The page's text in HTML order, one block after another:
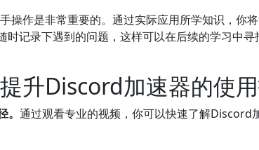
操作是非常重要的。通过实际应用所学知识，你
记录下遇到的问题，这样可以在后续的学习中寻
升Discord加速器的使
通过观看专业的视频，你可以快速了解Discord